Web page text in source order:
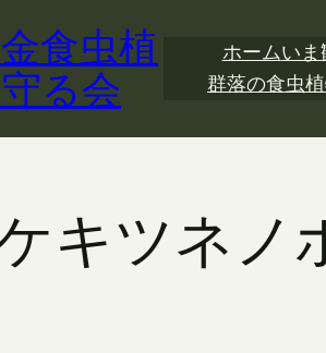
食虫植
る会
ホームい
群落の食虫
キツネノ